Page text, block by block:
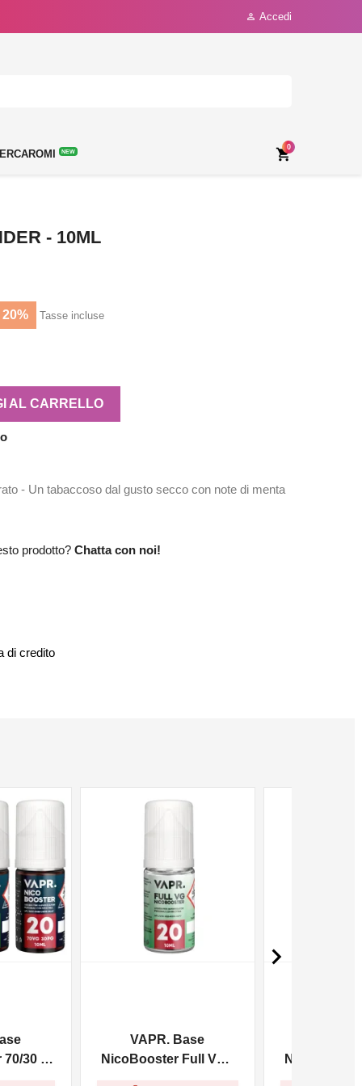
 Accedi
NEW 
0
- 10ML
20% Tasse incluse
AL CARRELLO
- Un tabaccoso dal gusto secco con note di menta
prodotto? Chatta con noi!
di credito
30 -
VAPR. Base
NicoBooster Full VG -
